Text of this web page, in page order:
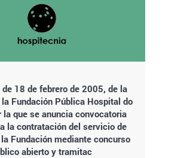
18 de febrero de 2005, de la
Fundación Pública Hospital do
la que se anuncia convocatoria
la contratación del servicio de
Fundación mediante concurso
abierto y tramitac